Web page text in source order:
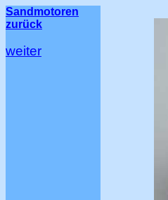
Sandmotoren
zurück
weiter